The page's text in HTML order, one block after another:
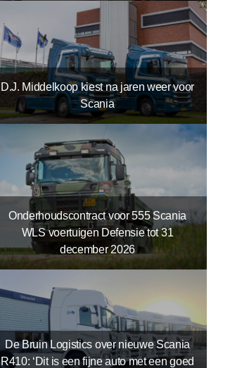
D.J. Middelkoop kiest na jaren weer voor
Scania
Onderhoudscontract voor 555 Scania
WLS voertuigen Defensie tot 31
december 2026
De Bruin Logistics over nieuwe Scania
R410: ‘Dit is een fijne auto met een goed